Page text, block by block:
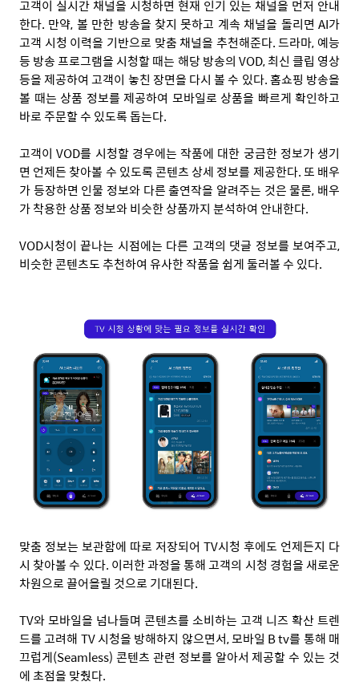
고객이 실시간 채널을 시청하면 현재 인기 있는 채널을 먼저 안내
한다. 만약, 볼 만한 방송을 찾지 못하고 계속 채널을 돌리면 AI가
고객 시청 이력을 기반으로 맞춤 채널을 추천해준다. 드라마, 예능
등 방송 프로그램을 시청할 때는 해당 방송의 VOD, 최신 클립 영상
등을 제공하여 고객이 놓친 장면을 다시 볼 수 있다. 홈쇼핑 방송을
볼 때는 상품 정보를 제공하여 모바일로 상품을 빠르게 확인하고
바로 주문할 수 있도록 돕는다.
고객이 VOD를 시청할 경우에는 작품에 대한 궁금한 정보가 생기
면 언제든 찾아볼 수 있도록 콘텐츠 상세 정보를 제공한다. 또 배우
가 등장하면 인물 정보와 다른 출연작을 알려주는 것은 물론, 배우
가 착용한 상품 정보와 비슷한 상품까지 분석하여 안내한다.
VOD시청이 끝나는 시점에는 다른 고객의 댓글 정보를 보여주고,
비슷한 콘텐츠도 추천하여 유사한 작품을 쉽게 둘러볼 수 있다.
맞춤 정보는 보관함에 따로 저장되어 TV시청 후에도 언제든지 다
시 찾아볼 수 있다. 이러한 과정을 통해 고객의 시청 경험을 새로운
차원으로 끌어올릴 것으로 기대된다.
TV와 모바일을 넘나들며 콘텐츠를 소비하는 고객 니즈 확산 트렌
드를 고려해 TV 시청을 방해하지 않으면서, 모바일 B tv를 통해 매
끄럽게(Seamless) 콘텐츠 관련 정보를 알아서 제공할 수 있는 것
에 초점을 맞췄다.